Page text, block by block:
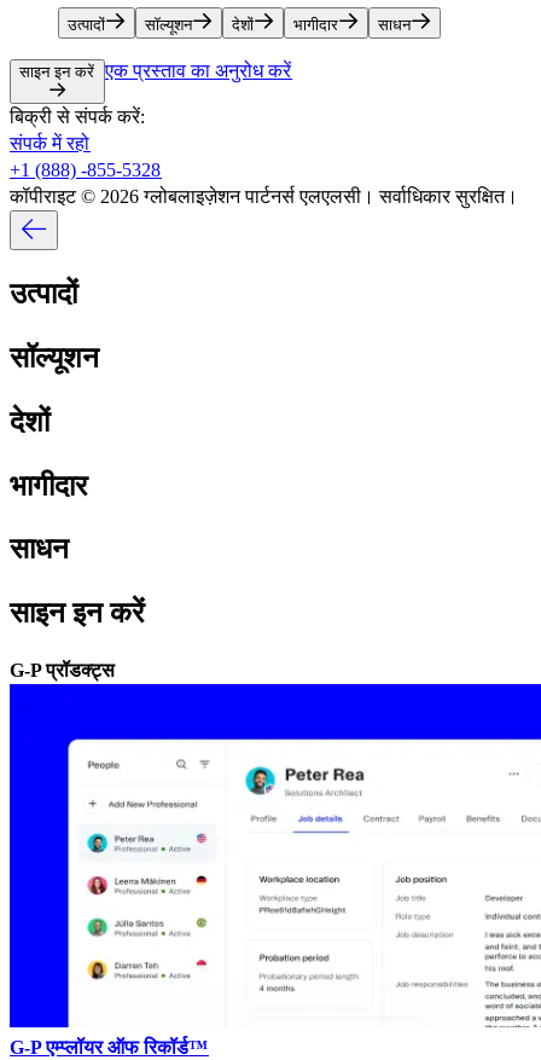
उत्पादों​​ सॉल्यूशन​​ देशों​​ भागीदार​​ साधन​​
साइन इन करें​​ एक प्रस्ताव का अनुरोध करें​​
बिक्री से संपर्क करें:​​
संपर्क में रहो​​
+1 (888) -855-5328​​
कॉपीराइट © 2026 ग्लोबलाइज़ेशन पार्टनर्स एलएलसी। सर्वाधिकार सुरक्षित।​​
उत्पादों​​
सॉल्यूशन​​
देशों​​
भागीदार​​
साधन​​
साइन इन करें​​
G-P प्रॉडक्ट्स​​
G-P एम्प्लॉयर ऑफ रिकॉर्ड™​​